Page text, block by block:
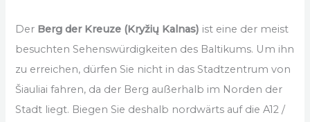
Der Berg der Kreuze (Kryžių Kalnas) ist eine der meist
besuchten Sehenswürdigkeiten des Baltikums. Um ihn
zu erreichen, dürfen Sie nicht in das Stadtzentrum von
Šiauliai fahren, da der Berg außerhalb im Norden der
Stadt liegt. Biegen Sie deshalb nordwärts auf die A12 /